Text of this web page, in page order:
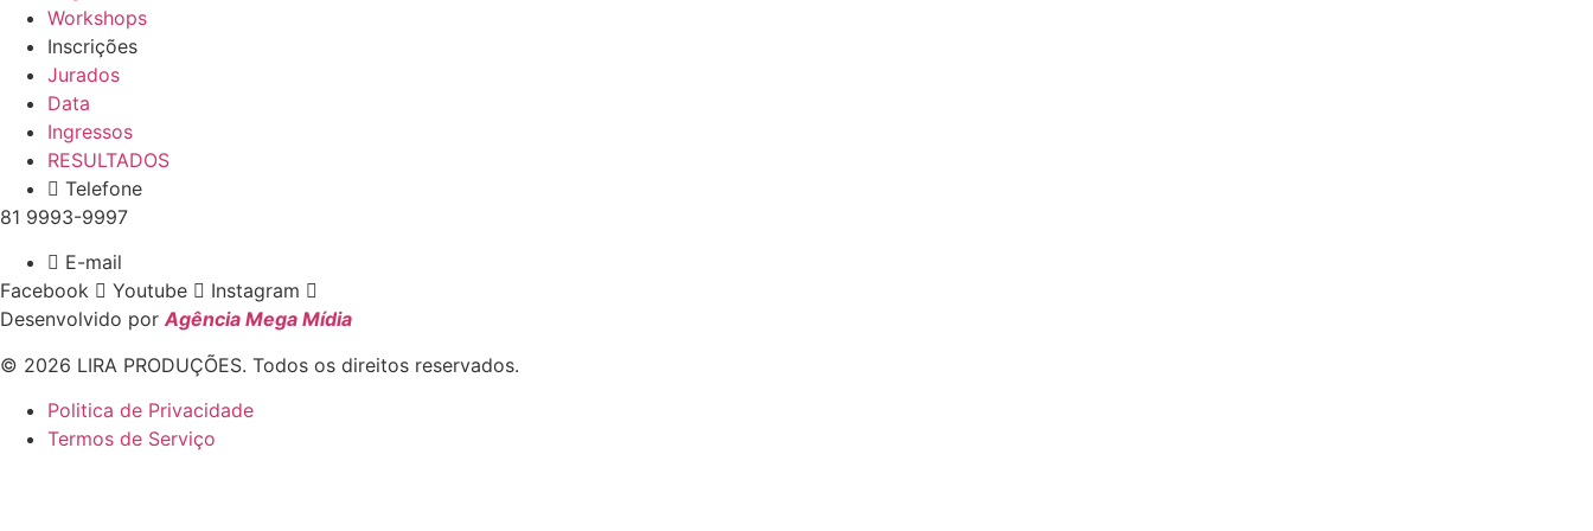
Workshops
Inscrições
Jurados
Data
Ingressos
RESULTADOS
Telefone
81 9993-9997
E-mail
Facebook
Youtube
Instagram
Desenvolvido porAgência Mega Mídia
© 2026 LIRA PRODUÇÕES. Todos os direitos reservados.
Politica de Privacidade
Termos de Serviço